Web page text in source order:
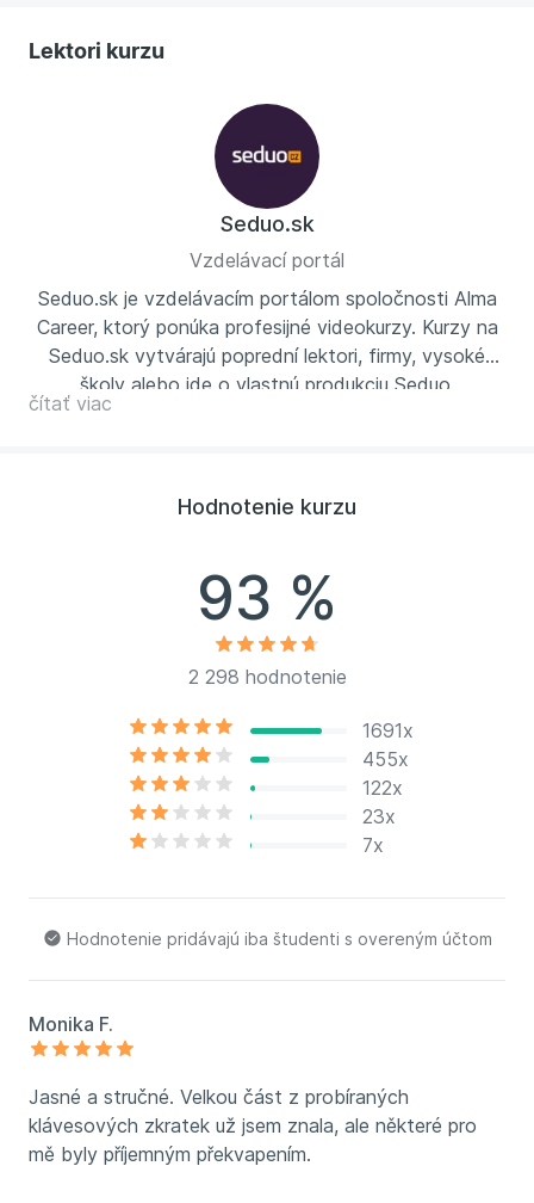
Lektori kurzu
Seduo.sk
Vzdelávací portál
Seduo.sk je vzdelávacím portálom spoločnosti Alma
Career, ktorý ponúka profesijné videokurzy. Kurzy na
Seduo.sk vytvárajú poprední lektori, firmy, vysoké
školy alebo ide o vlastnú produkciu Seduo.
čítať viac
Hodnotenie kurzu
93 %
2 298 hodnotenie
1691x
455x
122x
23x
7x
Hodnotenie pridávajú iba študenti s overeným účtom
Monika F.
Jasné a stručné. Velkou část z probíraných
klávesových zkratek už jsem znala, ale některé pro
mě byly příjemným překvapením.